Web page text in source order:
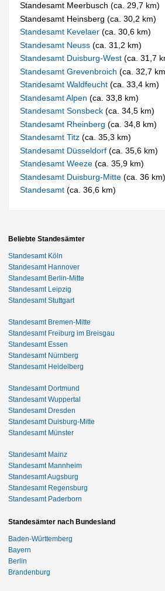
Standesamt Meerbusch (ca. 29,7 km)
Standesamt Heinsberg (ca. 30,2 km)
Standesamt Kevelaer(ca. 30,6 km)
Standesamt Neuss(ca. 31,2 km)
Standesamt Duisburg-West(ca. 31,7
Standesamt Grevenbroich(ca. 32,7
Standesamt Waldfeucht(ca. 33,4 km)
Standesamt Alpen(ca. 33,8 km)
Standesamt Sonsbeck(ca. 34,5 km)
Standesamt Rheinberg(ca. 34,8 km)
Standesamt Titz(ca. 35,3 km)
Standesamt Düsseldorf(ca. 35,6 km)
Standesamt Weeze(ca. 35,9 km)
Standesamt Duisburg-Mitte(ca. 36 km)
Standesamt(ca. 36,6 km)
Beliebte Standesämter
Standesamt Köln
Standesamt Hannover
Standesamt Berlin-Mitte
Standesamt Leipzig
Standesamt Stuttgart
Standesamt Bremen-Mitte
Standesamt Freiburg im Breisgau
Standesamt Essen
Standesamt Nürnberg
Standesamt Heidelberg
Standesamt Dortmund
Standesamt Wuppertal
Standesamt Dresden
Standesamt Duisburg-Mitte
Standesamt Münster
Standesamt Mainz
Standesamt Mannheim
Standesamt Augsburg
Standesamt Regensburg
Standesamt Paderborn
Standesämter nach Bundesland
Baden-Württemberg
Bayern
Berlin
Brandenburg